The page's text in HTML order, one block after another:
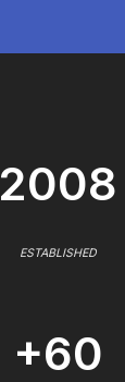
2008
ESTABLISHED
+60